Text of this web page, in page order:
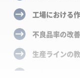
工場における
不良品率の改
生産ラインの